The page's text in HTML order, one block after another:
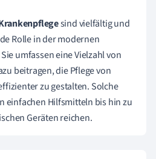
sind vielfältig und
Rolle in der modernen
umfassen eine Vielzahl von
beitragen, die Pflege von
zu gestalten. Solche
einfachen Hilfsmitteln bis hin zu
Geräten reichen.